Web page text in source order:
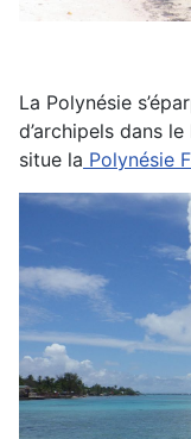
La Polynésie
d’archipels dans
situe la Polynésie